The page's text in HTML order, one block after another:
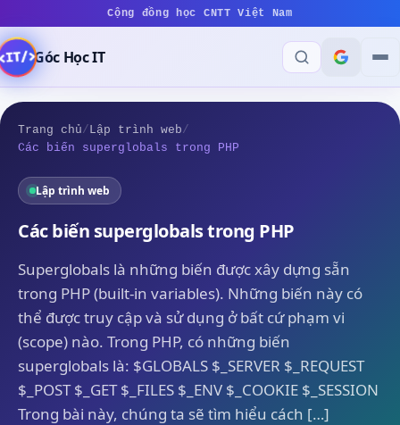
Cộng đồng học CNTT Việt Nam
Góc Học IT
Trang chủ/ Lập trình web/
Các biến superglobals trong PHP
Lập trình web
Các biến superglobals trong PHP
Superglobals là những biến được xây dựng sẵn
trong PHP (built-in variables). Những biến này có
thể được truy cập và sử dụng ở bất cứ phạm vi
(scope) nào. Trong PHP, có những biến
superglobals là: $GLOBALS $_SERVER $_REQUEST
$_POST $_GET $_FILES $_ENV $_COOKIE $_SESSION
Trong bài này, chúng ta sẽ tìm hiểu cách […]